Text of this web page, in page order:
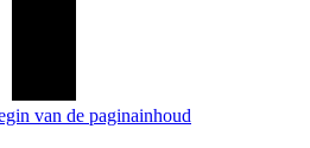
van de paginainhoud